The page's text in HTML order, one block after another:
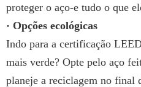
proteger o aço-e tudo o que
· Opções ecológicas
Indo para a certificação
mais verde? Opte pelo aço
planeje a reciclagem no final